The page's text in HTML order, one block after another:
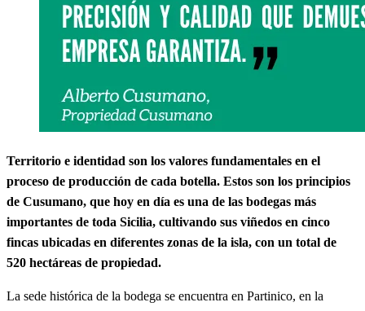
Territorio e identidad son los valores fundamentales en el
proceso de producción de cada botella. Estos son los principios
de Cusumano, que hoy en día es una de las bodegas más
importantes de toda Sicilia, cultivando sus viñedos en cinco
fincas ubicadas en diferentes zonas de la isla, con un total de
520 hectáreas de propiedad.
La sede histórica de la bodega se encuentra en Partinico, en la